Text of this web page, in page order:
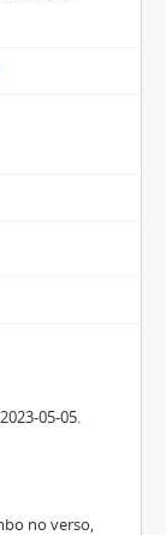
05-05.
no verso,